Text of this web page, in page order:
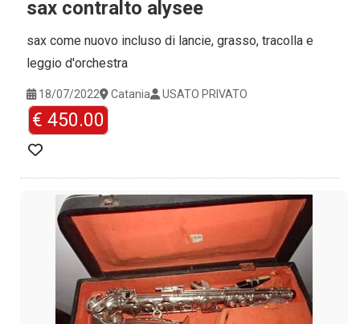
sax contralto alysee
sax come nuovo incluso di lancie, grasso, tracolla e
leggio d'orchestra
18/07/2022 Catania USATO PRIVATO
€ 450.00